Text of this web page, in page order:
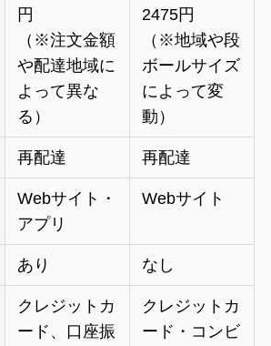
円
（※注文金額
や配達地域に
よって異な
る）
2475円
（※地域や段
ボールサイズ
によって変
動）
再配達 再配達
Webサイト・
アプリ
Webサイト
あり なし
クレジットカ
ード、口座振
クレジットカ
ード・コンビ